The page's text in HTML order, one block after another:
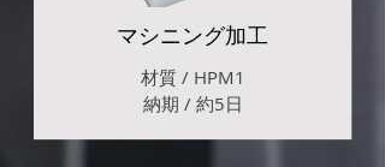
マシニング加工
材質 / HPM1
​納期 / 約5日